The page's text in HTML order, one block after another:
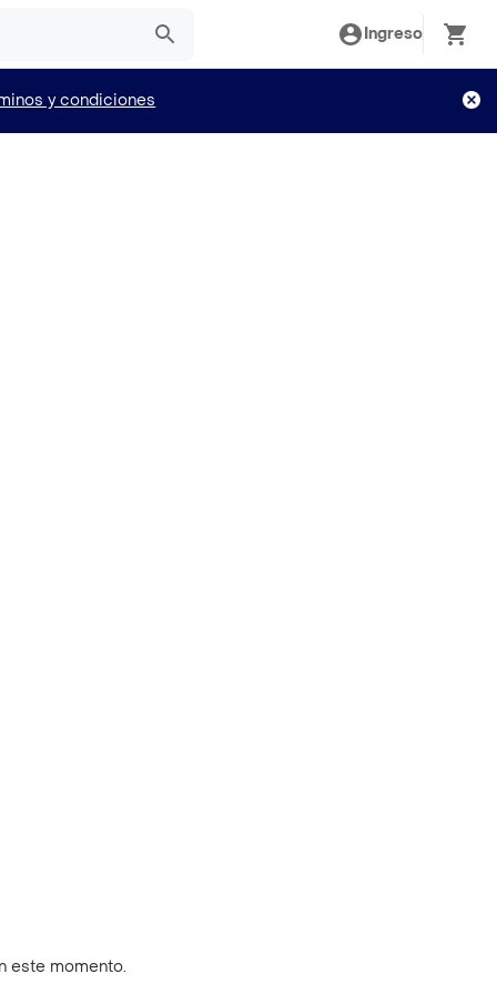
Ingreso
y condiciones
este momento.